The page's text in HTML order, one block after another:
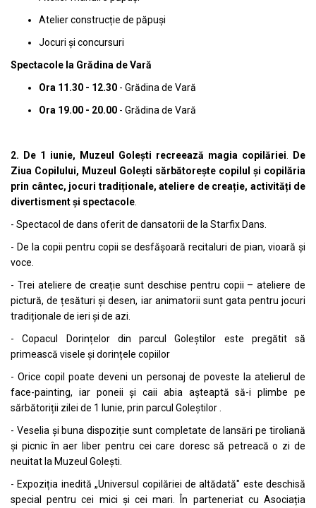
Atelier construcție de păpuși
Jocuri și concursuri
Spectacole la Grădina de Vară
Ora 11.30 - 12.30 - Grădina de Vară
Ora 19.00 - 20.00 - Grădina de Vară
2. De 1 iunie, Muzeul Golești recreează magia copilăriei
De
Ziua Copilului, Muzeul Golești sărbătorește copilul și copilăria
prin cântec, jocuri tradiționale, ateliere de creație, activități de
divertisment și spectacole
- Spectacol de dans oferit de dansatorii de la Starfix Dans.
- De la copii pentru copii se desfășoară recitaluri de pian, vioară și
voce.
- Trei ateliere de creație sunt deschise pentru copii – ateliere de
pictură, de țesături și desen, iar animatorii sunt gata pentru jocuri
tradiționale de ieri și de azi.
- Copacul Dorințelor din parcul Goleștilor este pregătit să
primească visele și dorințele copiilor
- Orice copil poate deveni un personaj de poveste la atelierul de
face-painting, iar poneii și caii abia așteaptă să-i plimbe pe
sărbătoriții zilei de 1 Iunie, prin parcul Goleștilor .
- Veselia și buna dispoziție sunt completate de lansări pe tiroliană
și picnic în aer liber pentru cei care doresc să petreacă o zi de
neuitat la Muzeul Golești.
- Expoziția inedită „Universul copilăriei de altădată" este deschisă
special pentru cei mici și cei mari. În parteneriat cu Asociația